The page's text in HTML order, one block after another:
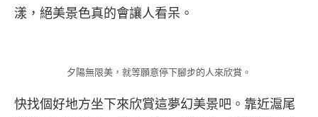
漾，絕美景色真的會讓人看呆。
夕陽無限美，就等願意停下腳步的人來欣賞。
快找個好地方坐下來欣賞這夢幻美景吧。靠近滬尾